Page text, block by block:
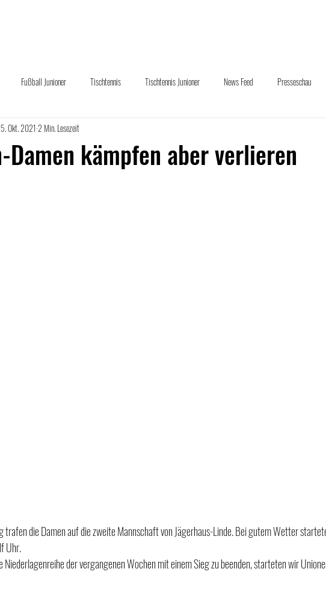
Fußball Junioner Tischtennis Tischtennis Junioner News Feed Presseschau
Secound Hand
Damen kämpfen aber verlieren
Okt. 2021 2 Min. Lesezeit
trafen die Damen auf die zweite Mannschaft von Jägerhaus-Linde. Bei gutem Wetter
Uhr.
Niederlagenreihe der vergangenen Wochen mit einem Sieg zu beenden, starteten wir